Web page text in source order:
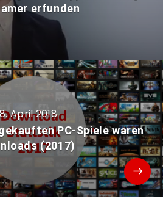
erfunden
April 2018
PC-Spiele waren
(2017)